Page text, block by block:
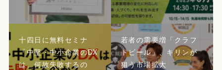
十四日に無料セミナ
『中堅・中小企業のDX
は、何故失敗するの
若者の需要増「クラフ
トビール」、キリンが
狙う市場拡大